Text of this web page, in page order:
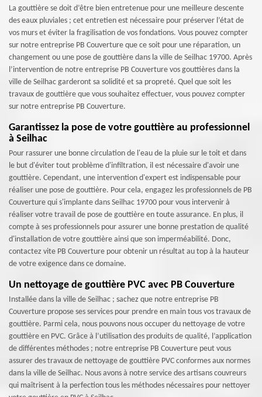
La gouttière se doit d’être bien entretenue pour une meilleure descente
des eaux pluviales ; cet entretien est nécessaire pour préserver l’état de
vos murs et éviter la fragilisation de vos fondations. Vous pouvez compter
sur notre entreprise PB Couverture que ce soit pour une réparation, un
changement ou une pose de gouttière dans la ville de Seilhac 19700. Après
l’intervention de notre entreprise PB Couverture vos gouttières dans la
ville de Seilhac garderont sa solidité et sa propreté. Quel que soit les
travaux de gouttière que vous souhaitez effectuer, vous pouvez compter
sur notre entreprise PB Couverture.
Garantissez la pose de votre gouttière au professionnel
à Seilhac
Pour rassurer une bonne circulation de l'eau de la pluie sur le toit et dans
le but d'éviter tout problème d'infiltration, il est nécessaire d'avoir une
gouttière. Cependant, une intervention d'expert est indispensable pour
réaliser une pose de gouttière. Pour cela, engagez les professionnels de PB
Couverture qui s'implante dans Seilhac 19700 pour vous intervenir à
réaliser votre travail de pose de gouttière en toute assurance. En plus, il
compte à ses professionnels pour assurer une bonne prestation de qualité
d'installation de votre gouttière ainsi que son imperméabilité. Donc,
contactez vite PB Couverture pour obtenir un résultat au top à la hauteur
de votre exigence dans ce domaine.
Un nettoyage de gouttière PVC avec PB Couverture
Installée dans la ville de Seilhac ; sachez que notre entreprise PB
Couverture propose ses services pour prendre en main tous vos travaux de
gouttière. Parmi cela, nous pouvons nous occuper du nettoyage de votre
gouttière en PVC. Grâce à l’utilisation des produits de qualité, l’application
de différentes méthodes ; notre entreprise PB Couverture peut vous
assurer des travaux de nettoyage de gouttière PVC conformes aux normes
dans la ville de Seilhac. Nous avons à notre service des artisans couvreurs
qui maîtrisent à la perfection tous les méthodes nécessaires pour nettoyer